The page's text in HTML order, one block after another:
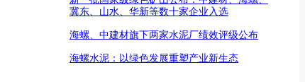
冀东、山水、华新等数十家企业入选
海螺、中建材旗下两家水泥厂绩效评级公布
海螺水泥：以绿色发展重塑产业新生态